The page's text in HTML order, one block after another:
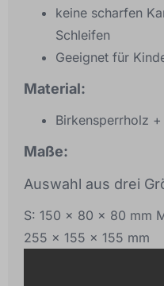
keine scharfen
Schleifen
Geeignet für
Material:
Birkensperrholz
Maße:
Auswahl aus drei
S: 150 x 80 x 80 mm
255 x 155 x 155 mm